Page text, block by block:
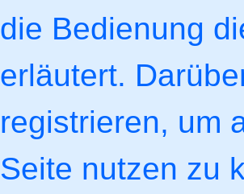
die Bedienung
erläutert.
registrieren, um
Seite nutzen zu